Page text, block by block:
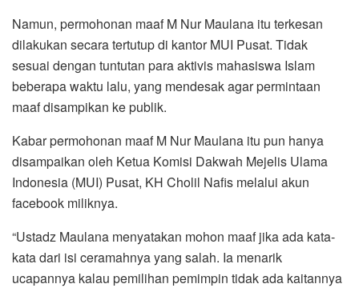
Namun, permohonan maaf M Nur Maulana itu terkesan
dilakukan secara tertutup di kantor MUI Pusat. Tidak
sesuai dengan tuntutan para aktivis mahasiswa Islam
beberapa waktu lalu, yang mendesak agar permintaan
maaf disampikan ke publik.
Kabar permohonan maaf M Nur Maulana itu pun hanya
disampaikan oleh Ketua Komisi Dakwah Mejelis Ulama
Indonesia (MUI) Pusat, KH Cholil Nafis melalui akun
facebook miliknya.
“Ustadz Maulana menyatakan mohon maaf jika ada kata-
kata dari isi ceramahnya yang salah. Ia menarik
ucapannya kalau pemilihan pemimpin tidak ada kaitannya